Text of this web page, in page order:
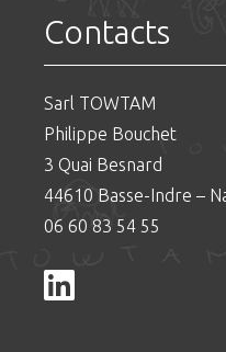
Contacts
Sarl TOWTAM
Philippe Bouchet
3 Quai Besnard
44610 Basse-Indre –
06 60 83 54 55